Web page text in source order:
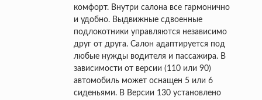
комфорт. Внутри салона все гармонично
и удобно. Выдвижные сдвоенные
подлокотники управляются независимо
друг от друга. Салон адаптируется под
любые нужды водителя и пассажира. В
зависимости от версии (110 или 90)
автомобиль может оснащен 5 или 6
сиденьями. В Версии 130 установлено